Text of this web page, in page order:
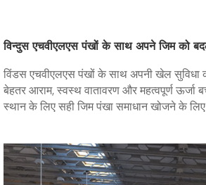
विन्दुस एचवीएलएस पंखों के साथ अपने जिम को
विंडस एचवीएलएस पंखों के साथ अपनी खेल सुविधा
बेहतर आराम, स्वस्थ वातावरण और महत्वपूर्ण
स्थान के लिए सही जिम पंखा समाधान खोजने के